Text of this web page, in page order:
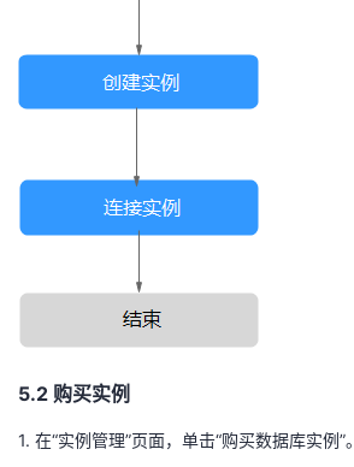
5.2 购买实例
1. 在“实例管理”页面，单击“购买数据库实例”。